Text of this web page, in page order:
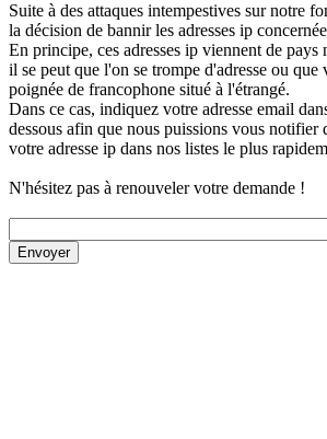
Suite à des attaques intempestives sur notre
la décision de bannir les adresses ip
En principe, ces adresses ip viennent de pays
il se peut que l'on se trompe d'adresse ou que
poignée de francophone situé à l'étrangé.
Dans ce cas, indiquez votre adresse email
dessous afin que nous puissions vous notifier
votre adresse ip dans nos listes le plus
N'hésitez pas à renouveler votre demande !